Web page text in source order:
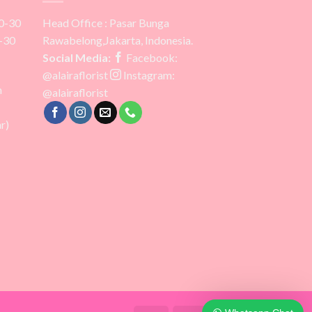
30
30
Head Office : Pasar Bunga
Rawabelong,Jakarta, Indonesia.
Social Media:
Facebook:
@alairaflorist
Instagram:
@alairaflorist